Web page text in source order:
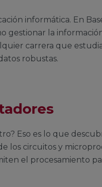
informática. En
gestionar la
carrera que
robustas.
Eso es lo que
los circuitos y
el procesamiento